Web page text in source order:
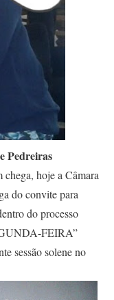
Pedreiras
hoje a Câmara
do convite para
do processo
FEIRA”
sessão solene no